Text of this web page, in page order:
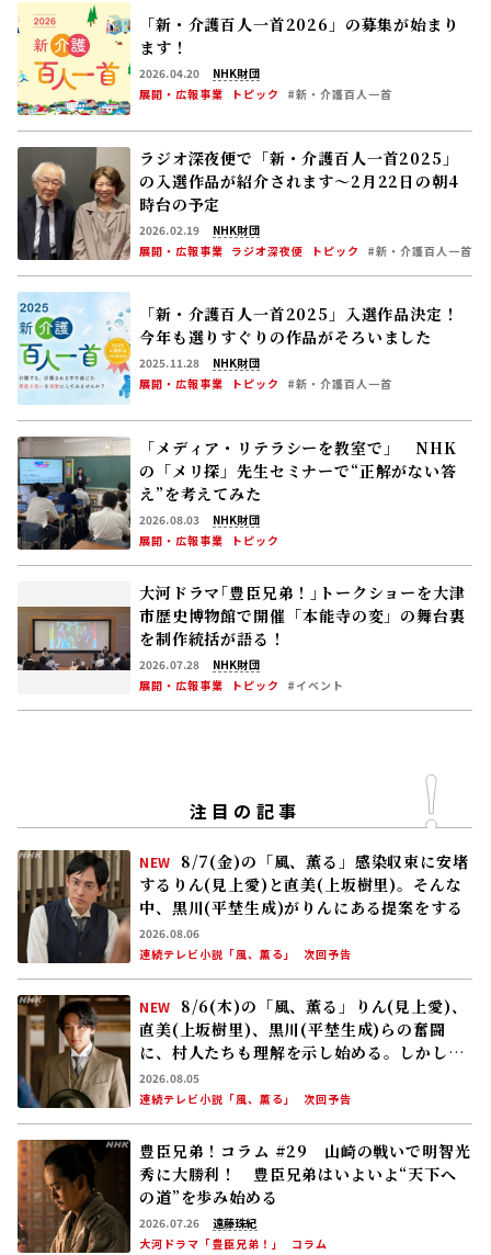
「新・介護百人一首2026」の募集が始まり
ます！
2026.04.20
NHK財団
展開・広報事業
トピック #新・介護百人一首
ラジオ深夜便で「新・介護百人一首2025」
の入選作品が紹介されます～2月22日の朝4
時台の予定
2026.02.19
NHK財団
展開・広報事業 ラジオ深夜便 トピック #新・介護百人一首
「新・介護百人一首2025」入選作品決定！
今年も選りすぐりの作品がそろいました
2025.11.28
NHK財団
展開・広報事業
トピック #新・介護百人一首
「メディア・リテラシーを教室で」 NHK
の「メリ探」先生セミナーで“正解がない答
え”を考えてみた
2026.08.03
NHK財団
展開・広報事業
トピック
大河ドラマ｢豊臣兄弟！｣トークショーを大津
市歴史博物館で開催――「本能寺の変」の舞台裏
を制作統括が語る！
2026.07.28
NHK財団
展開・広報事業
トピック #イベント
注目の記事
NEW
8/7(金)の「風、薫る」感染収束に安堵
するりん(見上愛)と直美(上坂樹里)。そんな
中、黒川(平埜生成)がりんにある提案をする
2026.08.06
連続テレビ小説「風、薫る」
次回予告
NEW
8/6(木)の「風、薫る」りん(見上愛)、
直美(上坂樹里)、黒川(平埜生成)らの奮闘
に、村人たちも理解を示し始める。しかし、
アサ(美山加恋)の容体はなかなか改善せ
ず……
2026.08.05
連続テレビ小説「風、薫る」
次回予告
豊臣兄弟！コラム #29 山崎の戦いで明智光
秀に大勝利！ 豊臣兄弟はいよいよ“天下へ
の道”を歩み始める
2026.07.26
遠藤珠紀
大河ドラマ「豊臣兄弟！」
コラム